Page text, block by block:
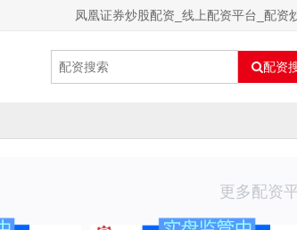
凤凰证券炒股配资_线上配资平台_配资
配资
更多配资